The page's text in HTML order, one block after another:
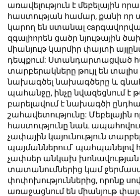
առավելություն է մեբելային
հաստության համար, քանի որ
կարող են ստանալ
զգալիորեն ցածր նյութային
միանյութ կարմիր փայտի
դեպքում: Ստանդարտացված
տարբերակները թույլ են
նախագծել նախագծերը և
պահանջը, ինչը նվազեցնում է
բարելավում է նախագծի
շահավետությունը: Մեբելային
հաստությունը նաև
չափային կայունություն
պայմաններում՝
չափսեր անկախ խոնավության
տատանումներից կամ
փոփոխություններից, որոնք
առաջացնում են միանյութ